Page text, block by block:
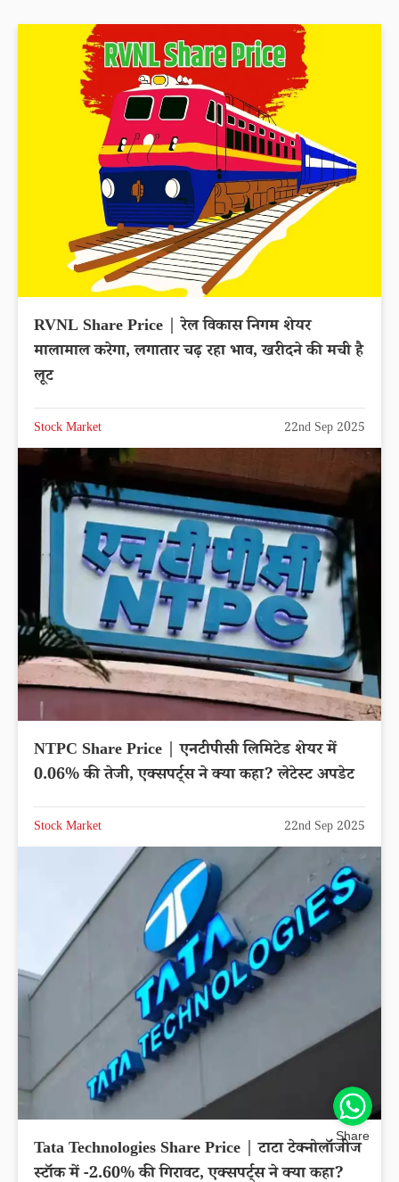
RVNL Share Price | रेल विकास निगम शेयर
मालामाल करेगा, लगातार चढ़ रहा भाव, खरीदने की मची है
लूट
Stock Market 22nd Sep 2025
NTPC Share Price | एनटीपीसी लिमिटेड शेयर में
0.06% की तेजी, एक्सपर्ट्स ने क्या कहा? लेटेस्ट अपडेट
Stock Market 22nd Sep 2025
Tata Technologies Share Price | टाटा टेक्नोलॉजीज
स्टॉक में -2.60% की गिरावट, एक्सपर्ट्स ने क्या कहा?
Share